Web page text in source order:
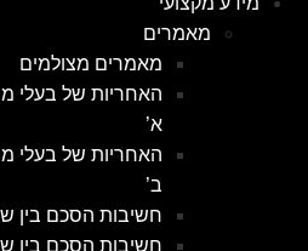
מאמרים
מאמרים מצולמים
האחריות של בעלי
א’
האחריות של בעלי
ב’
חשיבות הסכם בין
חשיבות הסכם בין